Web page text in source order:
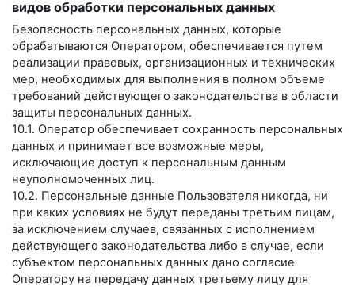
видов обработки персональных данных
Безопасность персональных данных, которые
обрабатываются Оператором, обеспечивается путем
реализации правовых, организационных и технических
мер, необходимых для выполнения в полном объеме
требований действующего законодательства в области
защиты персональных данных.
10.1. Оператор обеспечивает сохранность персональных
данных и принимает все возможные меры,
исключающие доступ к персональным данным
неуполномоченных лиц.
10.2. Персональные данные Пользователя никогда, ни
при каких условиях не будут переданы третьим лицам,
за исключением случаев, связанных с исполнением
действующего законодательства либо в случае, если
субъектом персональных данных дано согласие
Оператору на передачу данных третьему лицу для